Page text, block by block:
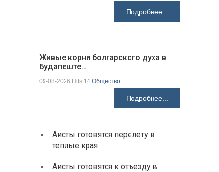
Подробнее...
Живые корни болгарского духа в
Будапеште…
09-08-2026 Hits:14 Общество
Подробнее...
Аисты готовятся перелету в
теплые края
Аисты готовятся к отъезду в